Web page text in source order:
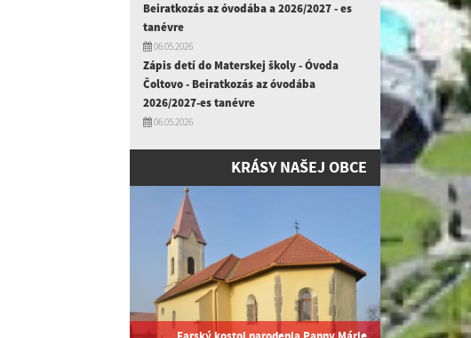
Beiratkozás az óvodába a 2026/2027 - es
tanévre
06.05.2026
Zápis detí do Materskej školy - Óvoda
Čoltovo - Beiratkozás az óvodába
2026/2027-es tanévre
06.05.2026
KRÁSY NAŠEJ OBCE